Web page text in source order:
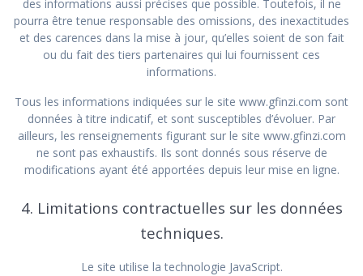
des informations aussi précises que possible. Toutefois, il ne
pourra être tenue responsable des omissions, des inexactitudes
et des carences dans la mise à jour, qu’elles soient de son fait
ou du fait des tiers partenaires qui lui fournissent ces
informations.
Tous les informations indiquées sur le site www.gfinzi.com sont
données à titre indicatif, et sont susceptibles d’évoluer. Par
ailleurs, les renseignements figurant sur le site www.gfinzi.com
ne sont pas exhaustifs. Ils sont donnés sous réserve de
modifications ayant été apportées depuis leur mise en ligne.
4. Limitations contractuelles sur les données
techniques.
Le site utilise la technologie JavaScript.